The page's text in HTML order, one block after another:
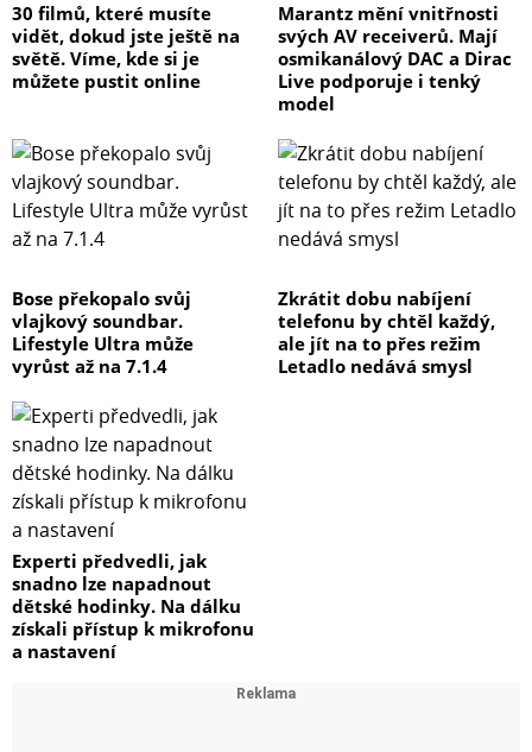
30 filmů, které musíte
vidět, dokud jste ještě na
světě. Víme, kde si je
můžete pustit online
Marantz mění vnitřnosti
svých AV receiverů. Mají
osmikanálový DAC a Dirac
Live podporuje i tenký
model
Bose překopalo svůj
vlajkový soundbar.
Lifestyle Ultra může
vyrůst až na 7.1.4
Zkrátit dobu nabíjení
telefonu by chtěl každý,
ale jít na to přes režim
Letadlo nedává smysl
Experti předvedli, jak
snadno lze napadnout
dětské hodinky. Na dálku
získali přístup k mikrofonu
a nastavení